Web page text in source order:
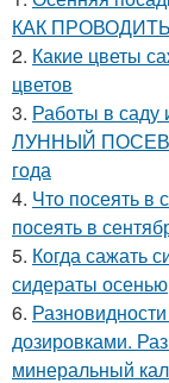
КАК
2. Какие цветы
цветов
3. Работы в саду
ЛУННЫЙ
года
4. Что посеять в
посеять в
5. Когда сажать
сидераты осенью
6.
дозировками.
минеральный